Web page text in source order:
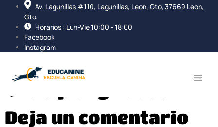
Av. Lagunillas #110, Lagunillas, León, Gto, 37669 Leon,
Gto.
Horarios : Lun-Vie 10:00 - 18:00
Facebook
Instagram
¿Cual perro es el
más peligroso?
Deja un comentario